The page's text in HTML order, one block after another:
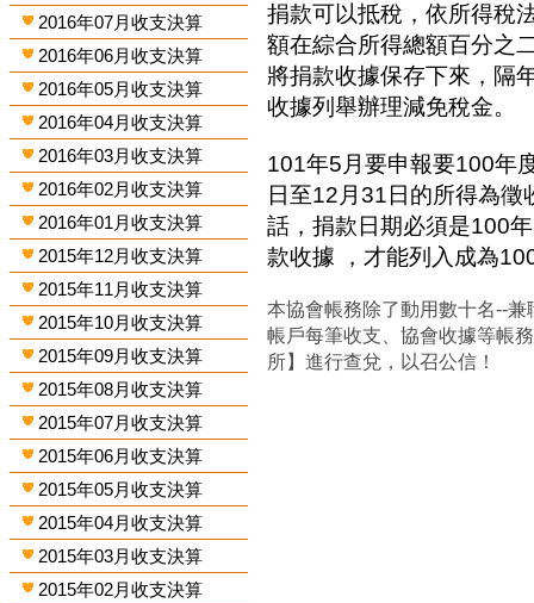
2016年07月收支決算
2016年06月收支決算
2016年05月收支決算
2016年04月收支決算
2016年03月收支決算
2016年02月收支決算
2016年01月收支決算
2015年12月收支決算
2015年11月收支決算
2015年10月收支決算
2015年09月收支決算
2015年08月收支決算
2015年07月收支決算
2015年06月收支決算
2015年05月收支決算
2015年04月收支決算
2015年03月收支決算
2015年02月收支決算
捐款可以抵稅，依所得稅
額在綜合所得總額百分之
將捐款收據保存下來，隔
收據列舉辦理減免稅金。
101年5月要申報要100年
日至12月31日的所得為
話，捐款日期必須是100
款收據 ，才能列入成為
本協會帳務除了動用數十名--
帳戶每筆收支、協會收據等帳
所】進行查兌，以召公信！